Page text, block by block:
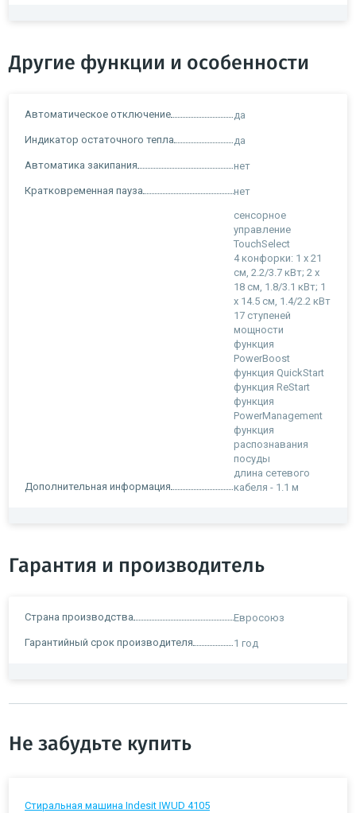
Другие функции и особенности
Автоматическое отключение да
Индикатор остаточного тепла да
Автоматика закипания нет
Кратковременная пауза нет
Дополнительная информация
сенсорное
управление
TouchSelect
4 конфорки: 1 х 21
см, 2.2/3.7 кВт; 2 х
18 см, 1.8/3.1 кВт; 1
х 14.5 см, 1.4/2.2 кВт
17 ступеней
мощности
функция
PowerBoost
функция QuickStart
функция ReStart
функция
PowerManagement
функция
распознавания
посуды
длина сетевого
кабеля - 1.1 м
Гарантия и производитель
Страна производства Евросоюз
Гарантийный срок производителя 1 год
Не забудьте купить
Стиральная машина Indesit IWUD 4105